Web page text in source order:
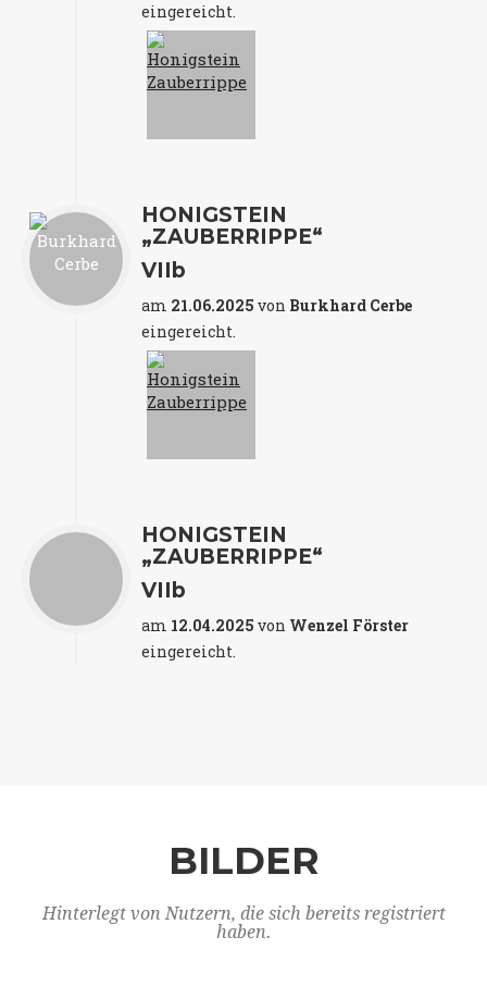
eingereicht.
HONIGSTEIN
„ZAUBERRIPPE“
VIIb
am 21.06.2025 von Burkhard Cerbe
eingereicht.
HONIGSTEIN
„ZAUBERRIPPE“
VIIb
am 12.04.2025 von Wenzel Förster
eingereicht.
BILDER
Hinterlegt von Nutzern, die sich bereits registriert
haben.